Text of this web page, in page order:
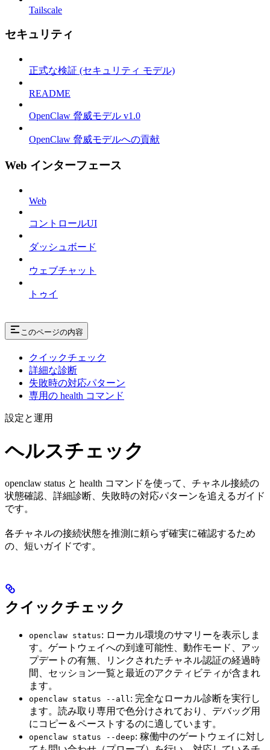
Tailscale
セキュリティ
正式な検証 (セキュリティ モデル)
README
OpenClaw 脅威モデル v1.0
OpenClaw 脅威モデルへの貢献
Web インターフェース
Web
コントロールUI
ダッシュボード
ウェブチャット
トゥイ
このページの内容
クイックチェック
詳細な診断
失敗時の対応パターン
専用の health コマンド
設定と運用
ヘルスチェック
openclaw status と health コマンドを使って、チャネル接続の
状態確認、詳細診断、失敗時の対応パターンを追えるガイド
です。
各チャネルの接続状態を推測に頼らず確実に確認するため
の、短いガイドです。
クイックチェック
openclaw status: ローカル環境のサマリーを表示しま
す。ゲートウェイへの到達可能性、動作モード、アッ
プデートの有無、リンクされたチャネル認証の経過時
間、セッション一覧と最近のアクティビティが含まれ
ます。
openclaw status --all: 完全なローカル診断を実行し
ます。読み取り専用で色分けされており、デバッグ用
にコピー＆ペーストするのに適しています。
openclaw status --deep: 稼働中のゲートウェイに対し